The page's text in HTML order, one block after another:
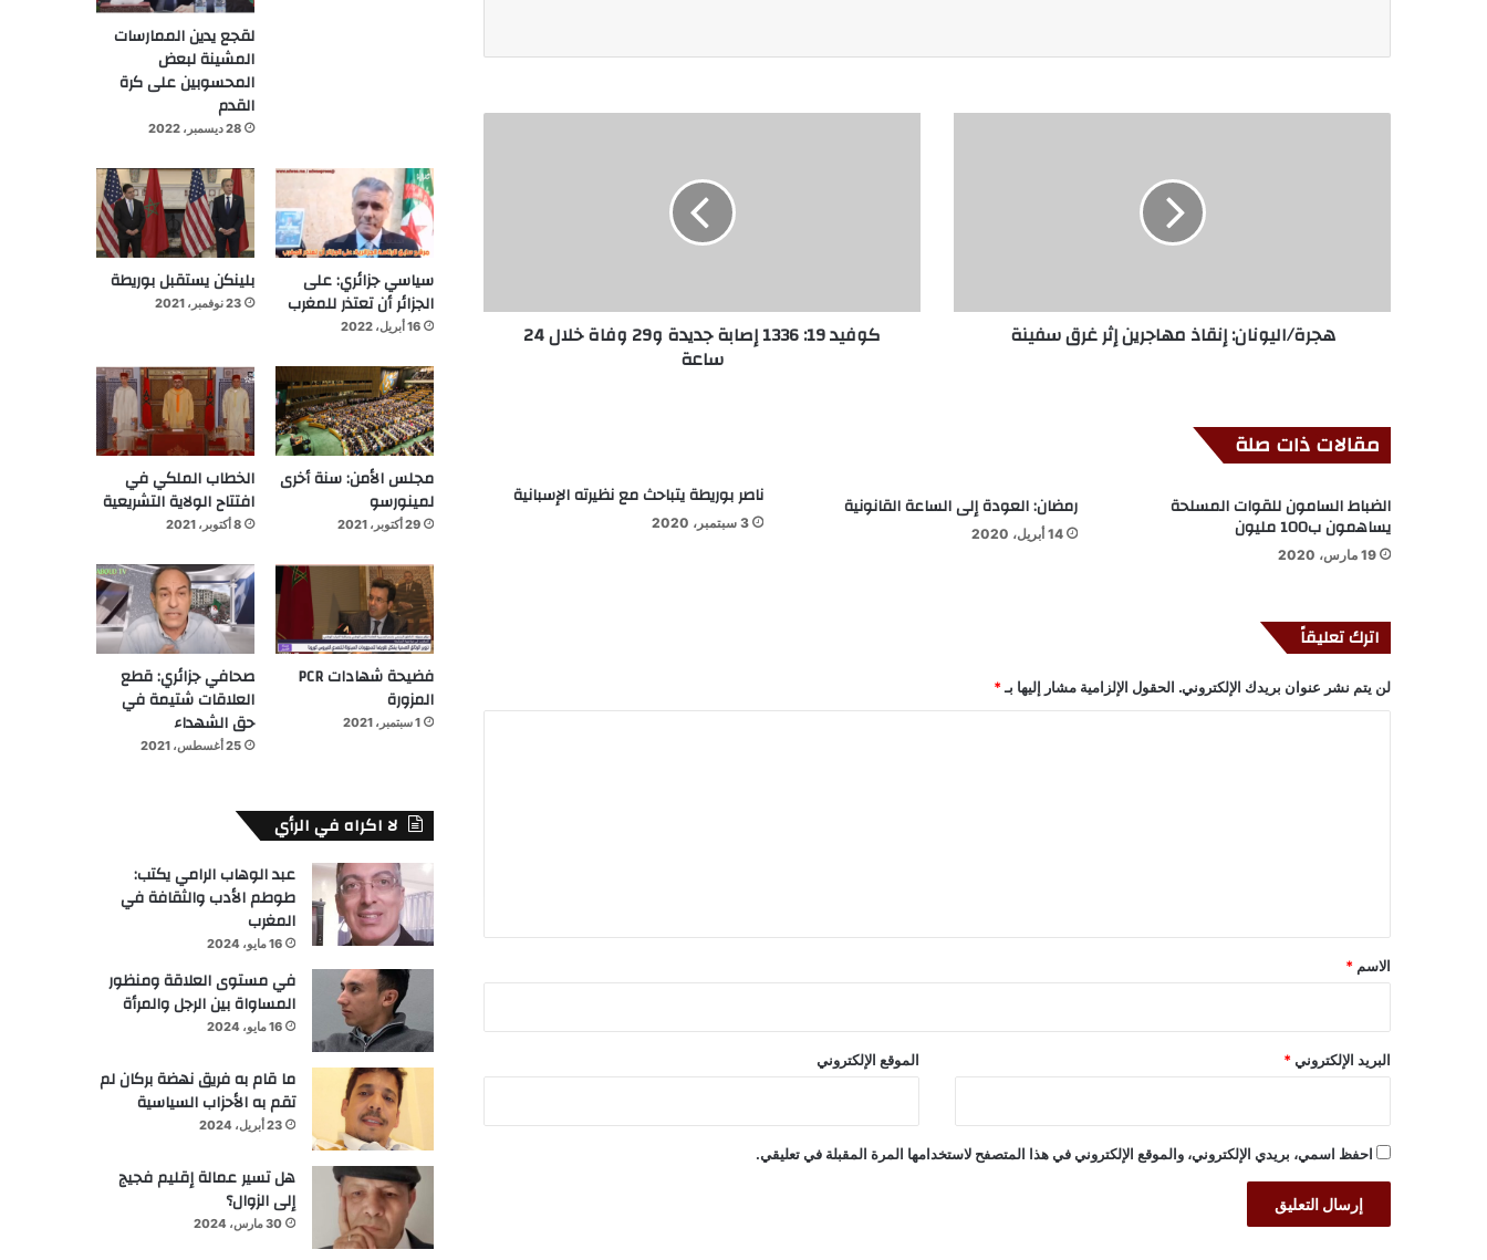
هجرة/اليونان: إنقاذ مهاجرين إثر غرق سفينة كوفيد 19: 1336 إصابة جديدة و29 وفاة خلال 24
ساعة
مقالات ذات صلة
الضباط السامون للقوات المسلحة
يساهمون ب100 مليون
19 مارس، 2020
رمضان: العودة إلى الساعة القانونية
14 أبريل، 2020
ناصر بوريطة يتباحث مع نظيرته الإسبانية
3 سبتمبر، 2020
اترك تعليقاً
لن يتم نشر عنوان بريدك الإلكتروني. الحقول الإلزامية مشار إليها بـ*
*
الاسم *
البريد الإلكتروني * الموقع الإلكتروني
احفظ اسمي، بريدي الإلكتروني، والموقع الإلكتروني في هذا المتصفح لاستخدامها المرة المقبلة في تعليقي.
لقجع يدين الممارسات
المشينة لبعض
المحسوبين على كرة
القدم
28 ديسمبر، 2022
سياسي جزائري: على
الجزائر أن تعتذر للمغرب
16 أبريل، 2022
بلينكن يستقبل بوريطة
23 نوفمبر، 2021
مجلس الأمن: سنة أخرى
لمينورسو
29 أكتوبر، 2021
الخطاب الملكي في
افتتاح الولاية التشريعية
8 أكتوبر، 2021
فضيحة شهادات PCR
المزورة
1 سبتمبر، 2021
صحافي جزائري: قطع
العلاقات شتيمة في
حق الشهداء
25 أغسطس، 2021
لا اكراه في الرأي
عبد الوهاب الرامي يكتب:
طوطم الأدب والثقافة في
المغرب
16 مايو، 2024
في مستوى العلاقة ومنظور
المساواة بين الرجل والمرأة
16 مايو، 2024
ما قام به فريق نهضة بركان لم
تقم به الأحزاب السياسية
23 أبريل، 2024
هل تسير عمالة إقليم فجيج
إلى الزوال؟
30 مارس، 2024